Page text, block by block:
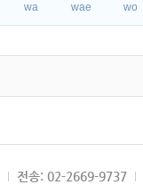
wa
wae
wo
전송: 02-2669-9737